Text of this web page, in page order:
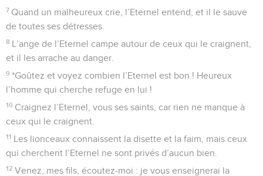
7 Quand un malheureux crie, l’Eternel entend, et il le sauve
de toutes ses détresses.
8 L’ange de l’Eternel campe autour de ceux qui le craignent,
et il les arrache au danger.
9 *Goûtez et voyez combien l’Eternel est bon ! Heureux
l’homme qui cherche refuge en lui !
10 Craignez l’Eternel, vous ses saints, car rien ne manque à
ceux qui le craignent.
11 Les lionceaux connaissent la disette et la faim, mais ceux
qui cherchent l’Eternel ne sont privés d’aucun bien.
12 Venez, mes fils, écoutez-moi : je vous enseignerai la